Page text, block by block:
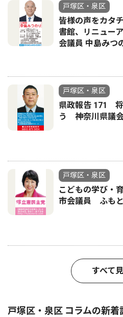
戸塚区・泉区
皆様の声をカタ
書館、リニュー
会議員 中島みつ
戸塚区・泉区
県政報告 171 将
う 神奈川県議
戸塚区・泉区
こどもの学び・
市会議員 ふも
すべて
戸塚区・泉区 コラムの新着